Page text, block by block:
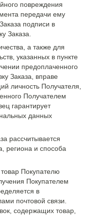
повреждения
передачи ему
подписи в
Заказа.
а также для
указанных в пункте
предоплаченного
Заказа, вправе
личность Получателя,
Получателем
гарантирует
данных
рассчитывается
региона и способа
Покупателю
Покупателем
в
почтовой связи.
содержащих товар,